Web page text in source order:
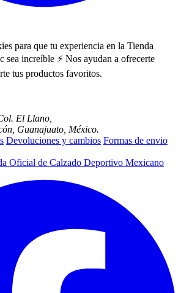
para que tu experiencia en la Tienda
sea increíble ⚡ Nos ayudan a ofrecerte
tus productos favoritos.
El Llano,
Guanajuato, México.
Devoluciones y cambios Formas de envio